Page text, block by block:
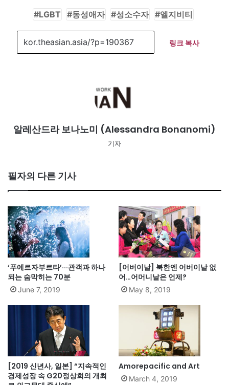
LGBT 동성애자 성소수자 엘지비티
링크 복사
알레산드라 보나노미 (Alessandra Bonanomi)
기자
필자의 다른 기사
‘푸에르자부르타’···관객과 하나
되는 숨막히는 70분
June 7, 2019
[어버이날] 북한엔 어버이날 없
어…어머니날은 언제?
May 8, 2019
[2019 신년사, 일본] “지속적인
경제성장 속 G20정상회의 개최
Amorepacific and Art
March 4, 2019